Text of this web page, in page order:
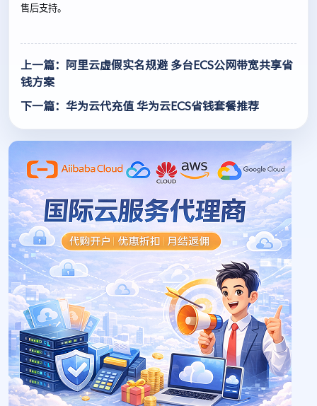
售后支持。
上一篇：阿里云虚假实名规避 多台ECS公网带宽共享省
钱方案
下一篇：华为云代充值 华为云ECS省钱套餐推荐